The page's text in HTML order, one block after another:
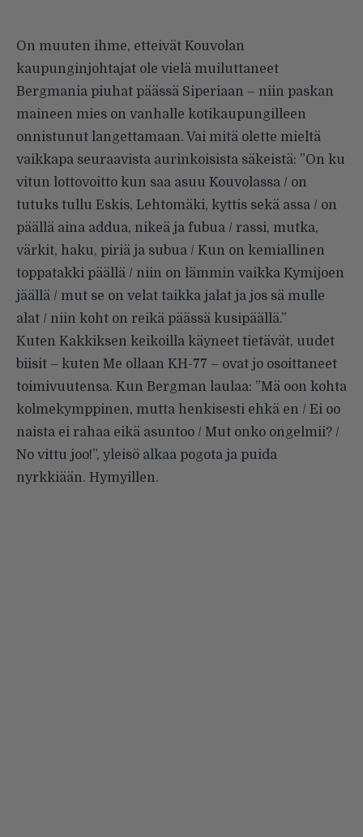
On muuten ihme, etteivät Kouvolan
kaupunginjohtajat ole vielä muiluttaneet
Bergmania piuhat päässä Siperiaan – niin paskan
maineen mies on vanhalle kotikaupungilleen
onnistunut langettamaan. Vai mitä olette mieltä
vaikkapa seuraavista aurinkoisista säkeistä: ”On ku
vitun lottovoitto kun saa asuu Kouvolassa / on
tutuks tullu Eskis, Lehtomäki, kyttis sekä assa / on
päällä aina addua, nikeä ja fubua / rassi, mutka,
värkit, haku, piriä ja subua / Kun on kemiallinen
toppatakki päällä / niin on lämmin vaikka Kymijoen
jäällä / mut se on velat taikka jalat ja jos sä mulle
alat / niin koht on reikä päässä kusipäällä.”
Kuten Kakkiksen keikoilla käyneet tietävät, uudet
biisit – kuten Me ollaan KH-77 – ovat jo osoittaneet
toimivuutensa. Kun Bergman laulaa: ”Mä oon kohta
kolmekymppinen, mutta henkisesti ehkä en / Ei oo
naista ei rahaa eikä asuntoo / Mut onko ongelmii? /
No vittu joo!”, yleisö alkaa pogota ja puida
nyrkkiään. Hymyillen.